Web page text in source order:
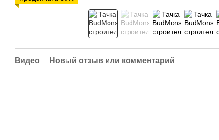
Видео Новый отзыв или комментарий